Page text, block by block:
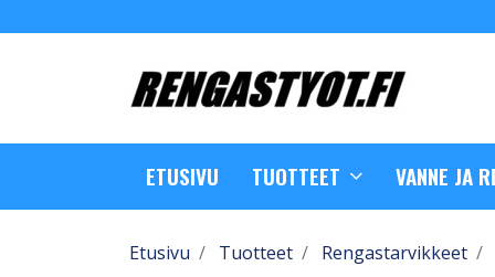
ETUSIVU TUOTTEET VANNE JA
Etusivu Tuotteet Rengastarvikkeet